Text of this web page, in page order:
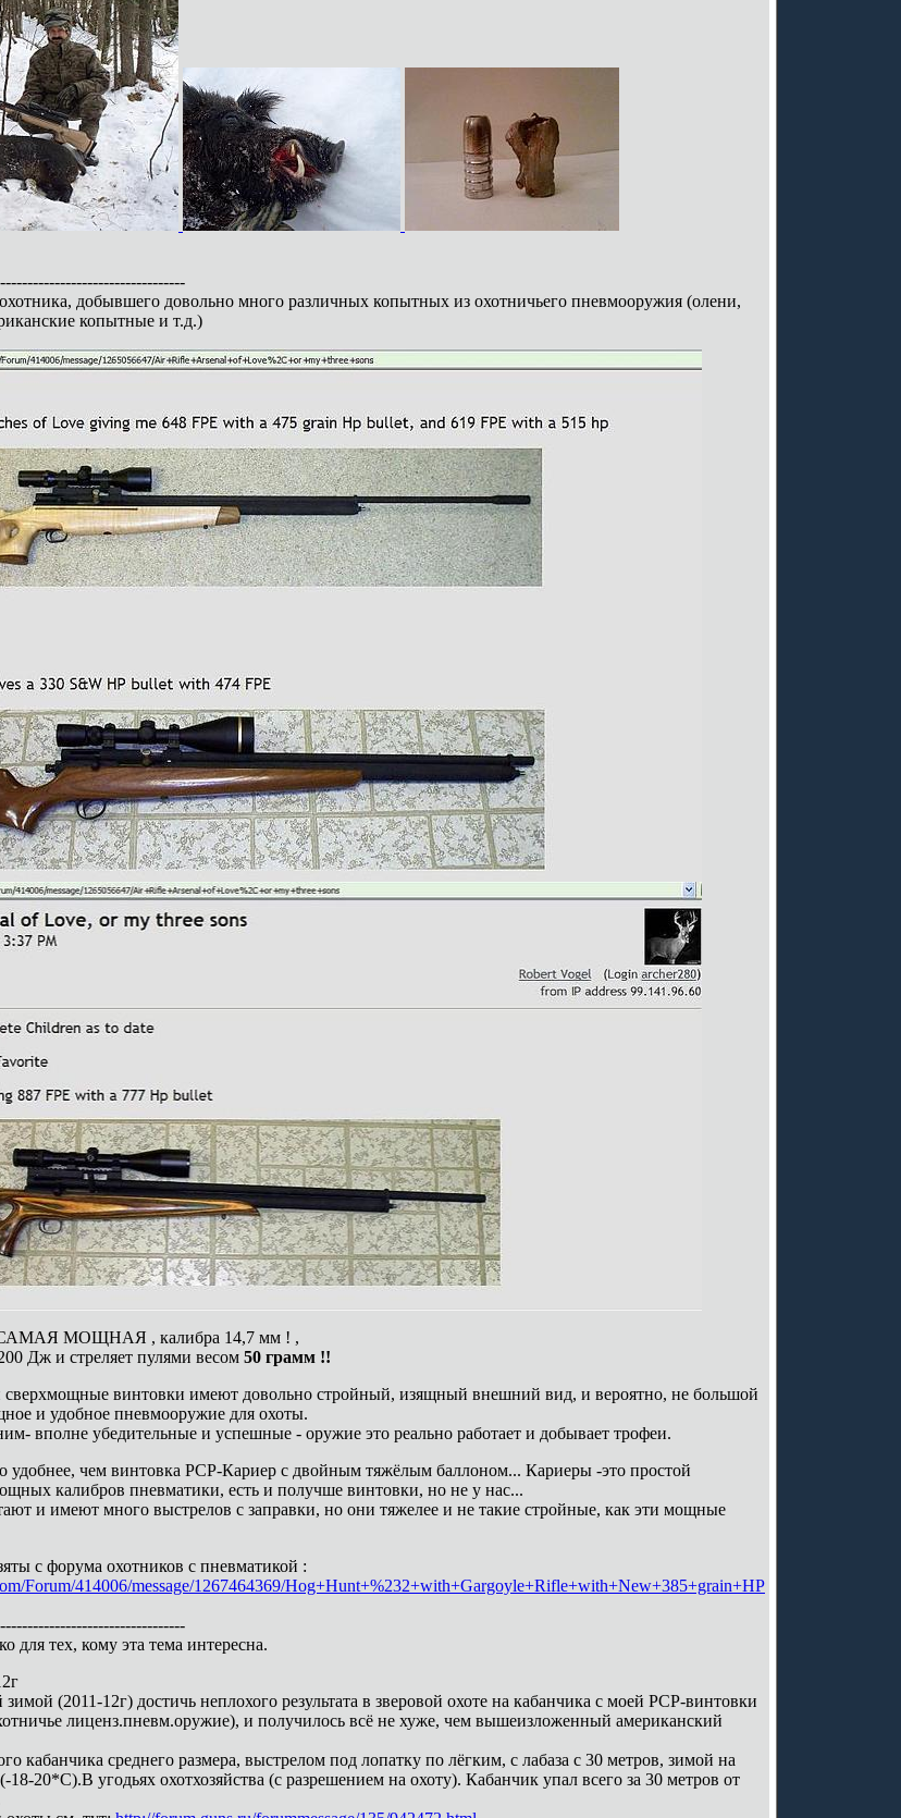
добывшего довольно много различных копытных из охотничьего пневмооружия (олени,
копытные и т.д.)
САМАЯ МОЩНАЯ , калибра 14,7 мм ! ,
Дж и стреляет пулями весом 50 грамм !!
винтовки имеют довольно стройный, изящный внешний вид, и вероятно, не большой
и удобное пневмооружие для охоты.
вполне убедительные и успешные - оружие это реально работает и добывает трофеи.
удобнее, чем винтовка РСР-Кариер с двойным тяжёлым баллоном... Кариеры -это простой
калибров пневматики, есть и получше винтовки, но не у нас...
и имеют много выстрелов с заправки, но они тяжелее и не такие стройные, как эти мощные
с форума охотников с пневматикой :
Forum/414006/message/1267464369/Hog+Hunt+%232+with+Gargoyle+Rifle+with+New+385+grain+HP
для тех, кому эта тема интересна.
(2011-12г) достичь неплохого результата в зверовой охоте на кабанчика с моей РСР-винтовки
лиценз.пневм.оружие), и получилось всё не хуже, чем вышеизложенный американский
кабанчика среднего размера, выстрелом под лопатку по лёгким, с лабаза с 30 метров, зимой на
18-20*С).В угодьях охотхозяйства (с разрешением на охоту). Кабанчик упал всего за 30 метров от